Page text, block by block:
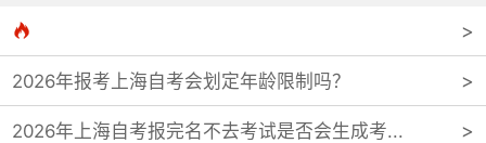

2026年报考上海自考会划定年龄限制吗？
2026年上海自考报完名不去考试是否会生成考...